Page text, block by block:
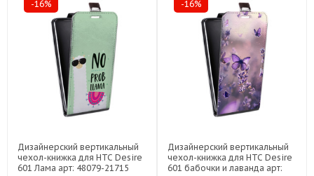
-16%
Дизайнерский вертикальный
чехол-книжка для HTC Desire
601 Лама арт: 48079-21715
-16%
Дизайнерский вертикальный
чехол-книжка для HTC Desire
601 бабочки и лаванда арт: